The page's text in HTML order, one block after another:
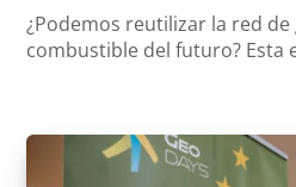
¿Podemos reutilizar la red de
combustible del futuro? Esta